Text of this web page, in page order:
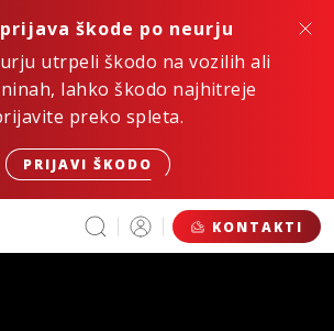
škode po neurju
utrpeli škodo na vozilih ali
lahko škodo najhitreje
preko spleta.
PRIJAVI ŠKODO
KONTAKTI